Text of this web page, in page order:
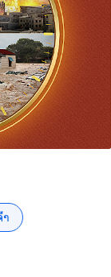
ນ ແລະ ເລີ່ມຕົ້ນ
ຫຼື ຖືວ່າມັນເປັນ
ໃນພຣະເຈົ້າທີ່ແທ້
ານັ້ນ ແຕ່ ສະແຫວງ
າເອງ ເຈົ້າ
ຫ້ກັບພຣະເຈົ້າເຊິ່ງ
ແລະ ບໍ່ມີໃຜສາມາດ
ຊື່ອຂອງເຈົ້າໃນ
ລ້ວ ແລະ ບໍ່ມີສິ່ງອື່ນ
ະເຈົ້າ, ເຈົ້າຈຶ່ງ
ທິພົນຂອງຊາຕານ
ງຄວາມມືດເທົ່າ
ວງຫາເປົ້າໝາຍນີ້.
ເຈົ້າບໍ່ສາມາດສອງ
ນ ແລະ ຕະຫຼອດ
ຄວນເຫັນແກ່